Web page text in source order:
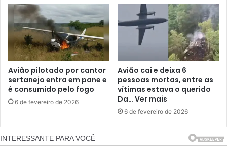
Avião pilotado por cantor
sertanejo entra em pane e
é consumido pelo fogo
6 de fevereiro de 2026
Avião cai e deixa 6
pessoas mortas, entre as
vítimas estava o querido
Da… Ver mais
6 de fevereiro de 2026